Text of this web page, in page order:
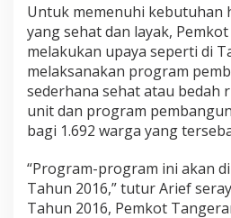
Untuk memenuhi kebutuhan
yang sehat dan layak,
melakukan upaya seperti di
melaksanakan program
sederhana sehat atau bedah
unit dan program
bagi 1.692 warga yang
“Program-program ini akan
Tahun 2016,” tutur Arief
Tahun 2016, Pemkot